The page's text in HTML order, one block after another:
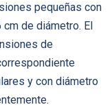
pequeñas con
de diámetro. El
de
y con diámetro